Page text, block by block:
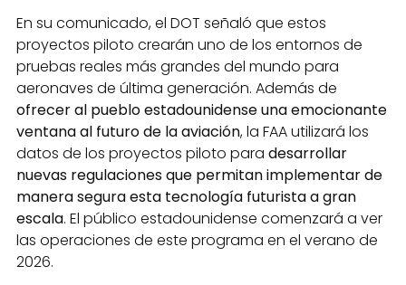
En su comunicado, el DOT señaló que estos
proyectos piloto crearán uno de los entornos de
pruebas reales más grandes del mundo para
aeronaves de última generación. Además de
ofrecer al pueblo estadounidense una emocionante
ventana al futuro de la aviación, la FAA utilizará los
datos de los proyectos piloto para desarrollar
nuevas regulaciones que permitan implementar de
manera segura esta tecnología futurista a gran
escala. El público estadounidense comenzará a ver
las operaciones de este programa en el verano de
2026.